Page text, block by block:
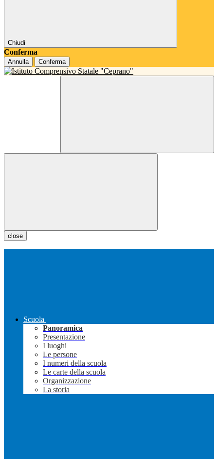
Chiudi
Conferma
Annulla Conferma
close
Scuola
Panoramica
Presentazione
I luoghi
Le persone
I numeri della scuola
Le carte della scuola
Organizzazione
La storia